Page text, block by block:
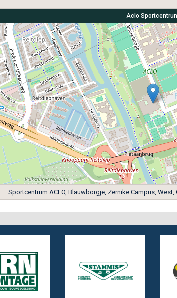
Aclo
Sportcentrum ACLO, Blauwborgje, Zernike Campus,